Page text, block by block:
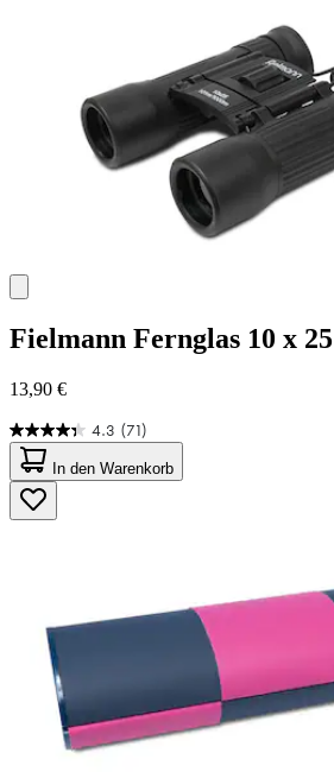
Fielmann Fernglas 10 x 25
13,90 €
4.3 (71)
4.3
von
5
Sternen.
71
In den Warenkorb